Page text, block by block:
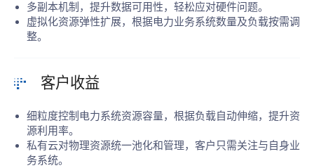
多副本机制，提升数据可用性，轻松应对硬件问题。
虚拟化资源弹性扩展，根据电力业务系统数量及负载按需调
整。
客户收益
细粒度控制电力系统资源容量，根据负载自动伸缩，提升资
源利用率。
私有云对物理资源统一池化和管理，客户只需关注与自身业
务系统。